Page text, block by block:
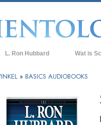
L. Ron Hubbard Wat is
Scientology
» BASICS AUDIOBOOKS